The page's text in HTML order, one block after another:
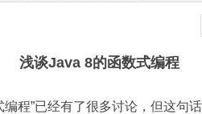
浅谈Java 8的函数式编程
”已经有了很多讨论，但这句话